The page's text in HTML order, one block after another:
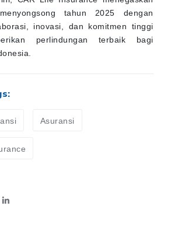
tahun 2025 dengan
inovasi, dan komitmen tinggi
perlindungan terbaik bagi
Asuransi